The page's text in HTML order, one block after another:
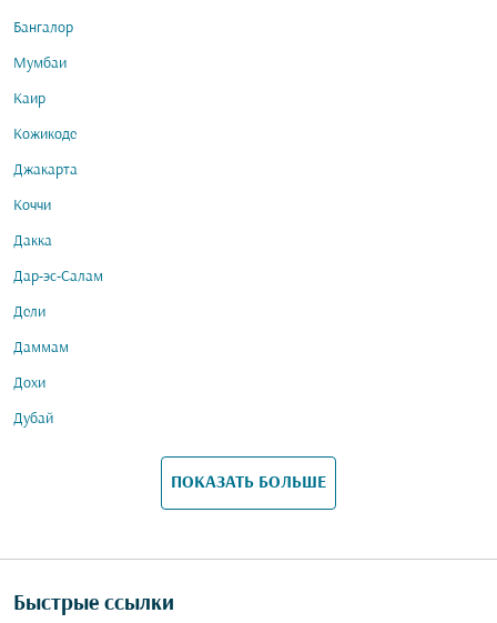
Бангалор
Мумбаи
Каир
Кожикоде
Джакарта
Коччи
Дакка
Дар-эс-Салам
Дели
Даммам
Дохи
Дубай
ПОКАЗАТЬ БОЛЬШЕ
Быстрые ссылки